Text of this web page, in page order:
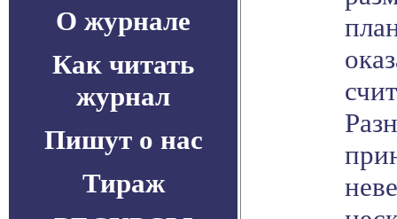
О журнале
Как читать
журнал
Пишут о нас
Тираж